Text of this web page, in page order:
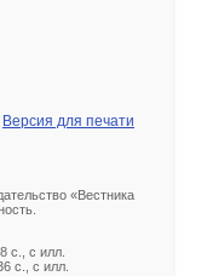
Версия для печати
«Вестника
с., с илл.
с., с илл.